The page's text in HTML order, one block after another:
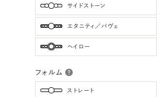
サイドストーン
エタニティ／パヴェ
ヘイロー
フォルム
ストレート